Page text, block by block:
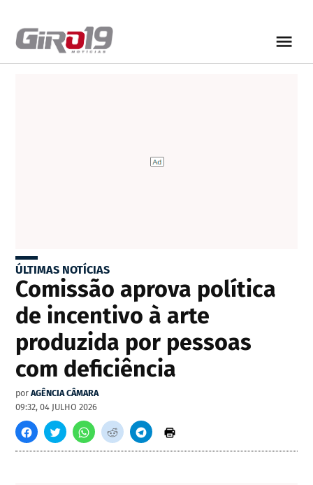
ÚLTIMAS NOTÍCIAS
Comissão aprova política
de incentivo à arte
produzida por pessoas
com deficiência
por AGÊNCIA CÂMARA
09:32, 04 JULHO 2026